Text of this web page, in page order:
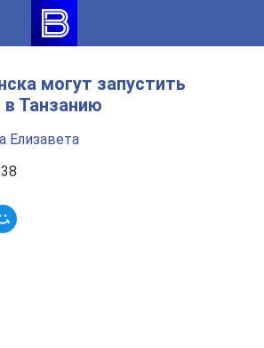
могут запустить
Танзанию
Елизавета